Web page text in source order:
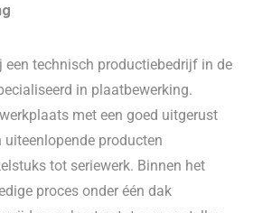
een technisch productiebedrijf in de
in plaatbewerking.
met een goed uitgerust
producten
tot seriewerk. Binnen het
proces onder één dak